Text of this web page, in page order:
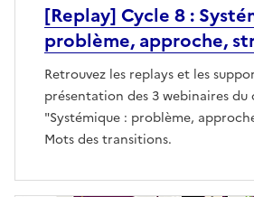
[Replay] Cycle 8 :
problème, approche,
Retrouvez les replays et les
présentation des 3 webinaires du
"Systémique : problème,
Mots des transitions.